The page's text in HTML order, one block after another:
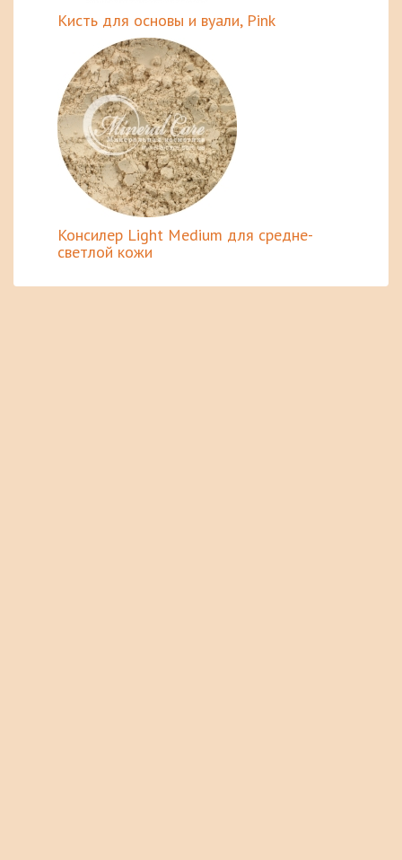
Киcть для основы и вуали, Pink
Консилер Light Medium для средне-
светлой кожи